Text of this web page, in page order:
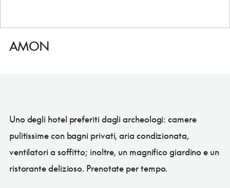
AMON
Uno degli hotel preferiti dagli archeologi: camere
pulitissime con bagni privati, aria condizionata,
ventilatori a soffitto; inoltre, un magnifico giardino e un
ristorante delizioso. Prenotate per tempo.